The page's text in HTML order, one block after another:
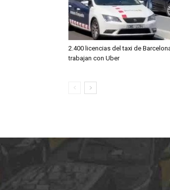
2.400 licencias del taxi de
trabajan con Uber